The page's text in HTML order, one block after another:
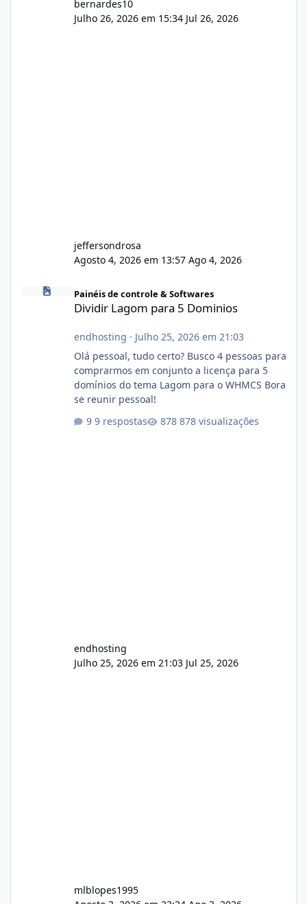
bernardes10
Julho 26, 2026 em 15:34 Jul 26, 2026
jeffersondrosa
Agosto 4, 2026 em 13:57 Ago 4, 2026
Dividir Lagom para 5 Dominios
Painéis de controle & Softwares
Dividir Lagom para 5 Dominios
endhosting · Julho 25, 2026 em 21:03
Olá pessoal, tudo certo? Busco 4 pessoas para
comprarmos em conjunto a licença para 5
domínios do tema Lagom para o WHMCS Bora
se reunir pessoal!
9 respostas
878 visualizações
endhosting
Julho 25, 2026 em 21:03 Jul 25, 2026
mlblopes1995